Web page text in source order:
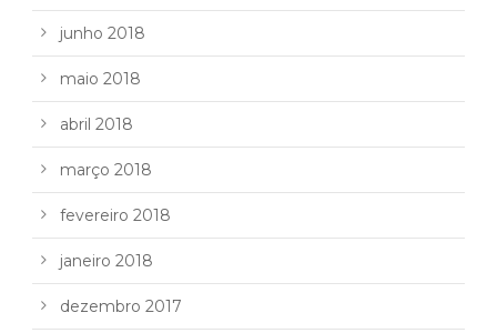
junho 2018
maio 2018
abril 2018
março 2018
fevereiro 2018
janeiro 2018
dezembro 2017